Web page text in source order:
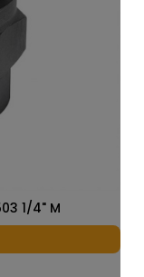
1/4" M